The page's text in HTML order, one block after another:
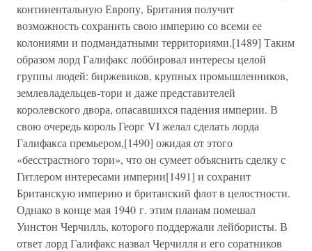
континентальную Европу, Британия получит
возможность сохранить свою империю со всеми ее
колониями и подмандатными территориями.[1489] Таким
образом лорд Галифакс лоббировал интересы целой
группы людей: биржевиков, крупных промышленников,
землевладельцев-тори и даже представителей
королевского двора, опасавшихся падения империи. В
свою очередь король Георг VI желал сделать лорда
Галифакса премьером,[1490] ожидая от этого
«бесстрастного тори», что он сумеет объяснить сделку с
Гитлером интересами империи[1491] и сохранит
Британскую империю и британский флот в целостности.
Однако в конце мая 1940 г. этим планам помешал
Уинстон Черчилль, которого поддержали лейбористы. В
ответ лорд Галифакс назвал Черчилля и его соратников